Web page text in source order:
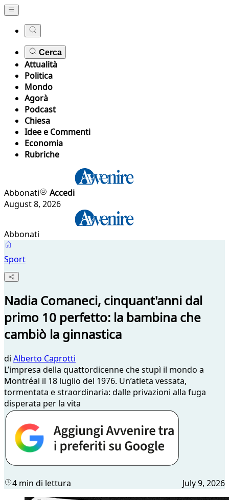
Cerca
Attualità
Politica
Mondo
Agorà
Podcast
Chiesa
Idee e Commenti
Economia
Rubriche
Abbonati
Accedi
August 8, 2026
Abbonati
Sport
Nadia Comaneci, cinquant'anni dal
primo 10 perfetto: la bambina che
cambiò la ginnastica
di Alberto Caprotti
L’impresa della quattordicenne che stupì il mondo a
Montréal il 18 luglio del 1976. Un’atleta vessata,
tormentata e straordinaria: dalle privazioni alla fuga
disperata per la vita
4 min di lettura July 9, 2026